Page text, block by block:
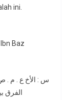
ini.
Baz
س : الأخ ع . م .
الفرق